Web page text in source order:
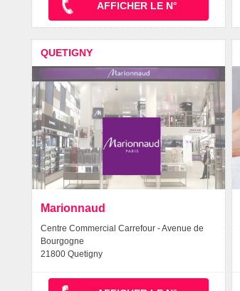
AFFICHER LE N°
QUETIGNY
Marionnaud
Centre Commercial Carrefour - Avenue de
Bourgogne
21800 Quetigny